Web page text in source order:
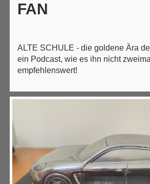
FAN
ALTE SCHULE - die goldene Ära
ein Podcast, wie es ihn nicht
empfehlenswert!